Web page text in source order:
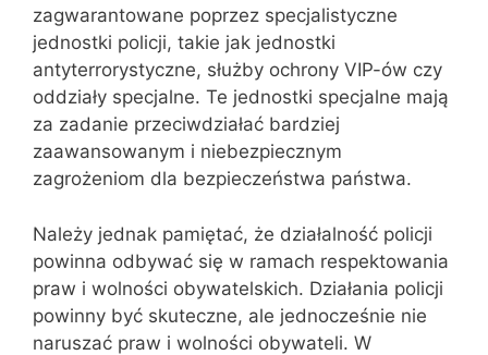
zagwarantowane poprzez specjalistyczne
jednostki policji, takie jak jednostki
antyterrorystyczne, służby ochrony VIP-ów czy
oddziały specjalne. Te jednostki specjalne mają
za zadanie przeciwdziałać bardziej
zaawansowanym i niebezpiecznym
zagrożeniom dla bezpieczeństwa państwa.
Należy jednak pamiętać, że działalność policji
powinna odbywać się w ramach respektowania
praw i wolności obywatelskich. Działania policji
powinny być skuteczne, ale jednocześnie nie
naruszać praw i wolności obywateli. W